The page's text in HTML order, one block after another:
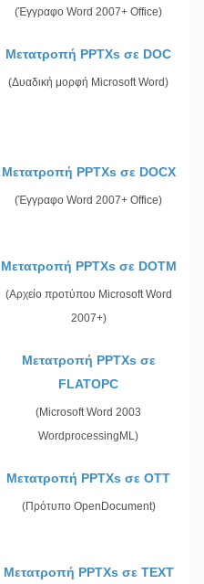
(Έγγραφο Word 2007+ Office)
Μετατροπή PPTXs σε DOC
(Δυαδική μορφή Microsoft Word)
Μετατροπή PPTXs σε DOCX
(Έγγραφο Word 2007+ Office)
Μετατροπή PPTXs σε DOTM
(Αρχείο προτύπου Microsoft Word
2007+)
Μετατροπή PPTXs σε
FLATOPC
(Microsoft Word 2003
WordprocessingML)
Μετατροπή PPTXs σε OTT
(Πρότυπο OpenDocument)
Μετατροπή PPTXs σε TEXT